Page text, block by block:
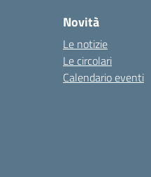
Novità
Le notizie
Le circolari
Calendario eventi